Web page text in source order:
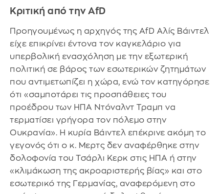
Κριτική από την AfD
Προηγουμένως η αρχηγός της AfD Αλίς Βάιντελ
είχε επικρίνει έντονα τον καγκελάριο για
υπερβολική ενασχόληση με την εξωτερική
πολιτική σε βάρος των εσωτερικών ζητημάτων
που αντιμετωπίζει η χώρα, ενώ τον κατηγόρησε
ότι «σαμποτάρει τις προσπάθειες του
προέδρου των ΗΠΑ Ντόναλντ Τραμπ να
τερματίσει γρήγορα τον πόλεμο στην
Ουκρανία». Η κυρία Βάιντελ επέκρινε ακόμη το
γεγονός ότι ο κ. Μερτς δεν αναφέρθηκε στην
δολοφονία του Τσάρλι Κερκ στις ΗΠΑ ή στην
«κλιμάκωση της ακροαριστερής βίας» και στο
εσωτερικό της Γερμανίας, αναφερόμενη στο